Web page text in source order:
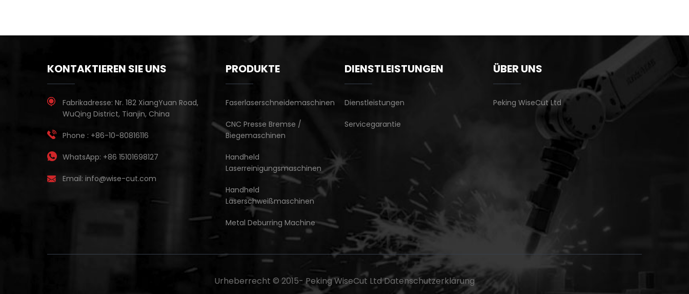
KONTAKTIEREN SIE UNS
Fabrikadresse: Nr. 182 XiangYuan Road,
WuQing District, Tianjin, China
Phone : +86-10-80816116
WhatsApp: +86 15101698127
Email: info@wise-cut.com
PRODUKTE
Faserlaserschneidemaschinen
CNC Presse Bremse /
Biegemaschinen
Handheld
Laserreinigungsmaschinen
Handheld
Laserschweißmaschinen
Metal Deburring Machine
DIENSTLEISTUNGEN
Dienstleistungen
Servicegarantie
ÜBER UNS
Peking WiseCut Ltd
Urheberrecht © 2015-Peking WiseCut LtdDatenschutzerklärung